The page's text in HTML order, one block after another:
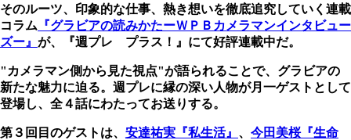
そのルーツ、印象的な仕事、熱き想いを徹底追究していく連載
コラム 『グラビアの読みかたーＷＰＢカメラマンインタビュー
ズー』 が、『週プレ プラス！』にて好評連載中だ。
"カメラマン側から見た視点"が語られることで、グラビアの
新たな魅力に迫る。週プレに縁の深い人物が月一ゲストとして
登場し、全４話にわたってお送りする。
第３回目のゲストは、 安達祐実『私生活』 、 今田美桜『生命